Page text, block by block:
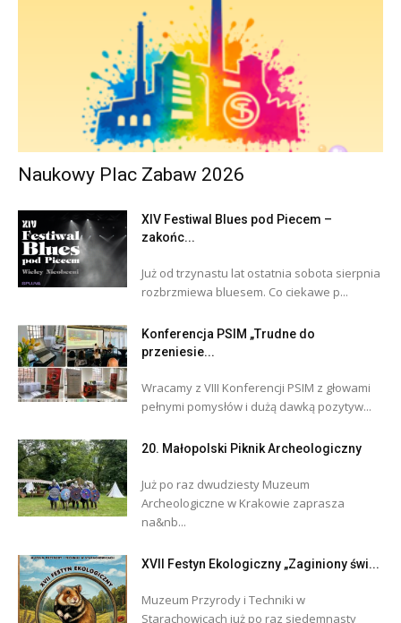
Naukowy Plac Zabaw 2026
XIV Festiwal Blues pod Piecem –
zakońc...
Już od trzynastu lat ostatnia sobota sierpnia
rozbrzmiewa bluesem. Co ciekawe p...
Konferencja PSIM „Trudne do
przeniesie...
Wracamy z VIII Konferencji PSIM z głowami
pełnymi pomysłów i dużą dawką pozytyw...
20. Małopolski Piknik Archeologiczny
Już po raz dwudziesty Muzeum
Archeologiczne w Krakowie zaprasza
na&nb...
XVII Festyn Ekologiczny „Zaginiony świ...
Muzeum Przyrody i Techniki w
Starachowicach już po raz siedemnasty